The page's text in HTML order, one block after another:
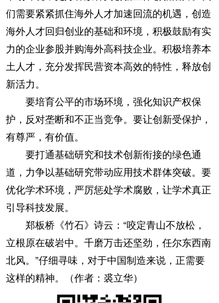
们需要紧紧抓住海外人才加速回流的机遇，创造
海外人才回归创业的基础和环境，积极鼓励有实
力的企业参股并购海外高科技企业。积极培养本
土人才，充分发挥民营资本高效的特性，释放创
新活力。
要培育公平的市场环境，强化知识产权保
护，反对垄断和不正当竞争。要让创新受保护，
有尊严，有价值。
要打通基础研究和技术创新衔接的绿色通
道，力争以基础研究带动应用技术群体突破。要
优化学术环境，严厉惩处学术腐败，让学术真正
引导科技发展。
郑板桥《竹石》诗云：“咬定青山不放松，
立根原在破岩中。千磨万击还坚劲，任尔东西南
北风。”仔细寻味，对于中国制造来说，正需要
这样的精神。（作者：裘立华）